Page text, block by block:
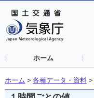
ホーム
ホーム > 各種データ・資料 >